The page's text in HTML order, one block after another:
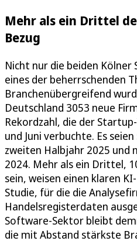
Mehr als ein Drittel
Bezug
Nicht nur die beiden Kölner
eines der beherrschenden
Branchenübergreifend
Deutschland 3053 neue
Rekordzahl, die der
und Juni verbuchte. Es
zweiten Halbjahr 2025 und
2024. Mehr als ein Drittel,
sein, weisen einen klaren
Studie, für die die
Handelsregisterdaten
Software-Sektor bleibt
die mit Abstand stärkste